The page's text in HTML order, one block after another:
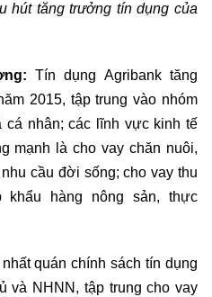
hút tăng trưởng tín dụng của
Tín dụng Agribank tăng
2015, tập trung vào nhóm
cá nhân; các lĩnh vực kinh tế
mạnh là cho vay chăn nuôi,
cầu đời sống; cho vay thu
khẩu hàng nông sản, thực
quán chính sách tín dụng
và NHNN, tập trung cho vay